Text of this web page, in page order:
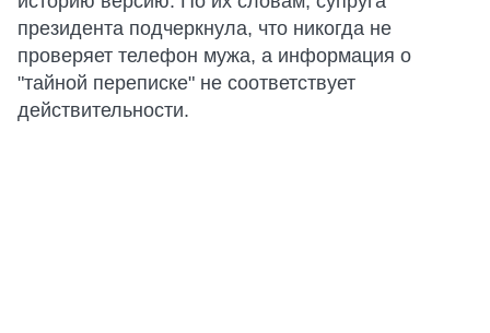
президента подчеркнула, что никогда не
проверяет телефон мужа, а информация о
"тайной переписке" не соответствует
действительности.